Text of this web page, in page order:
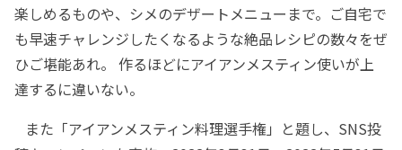
楽しめるものや、シメのデザートメニューまで。ご自宅で
も早速チャレンジしたくなるような絶品レシピの数々をぜ
ひご堪能あれ。 作るほどにアイアンメスティン使いが上
達するに違いない。
また「アイアンメスティン料理選手権」と題し、SNS投